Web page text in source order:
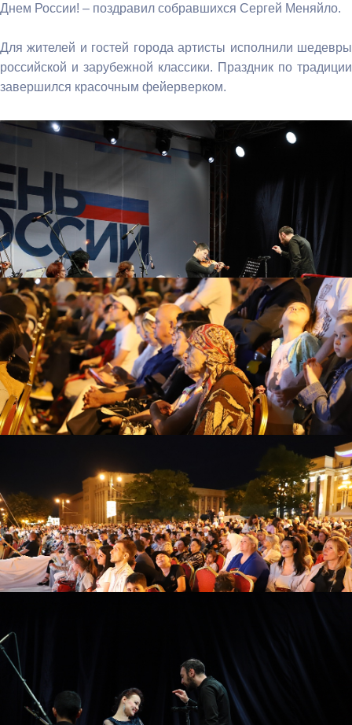
Днем России! – поздравил собравшихся Сергей Меняйло.
Для жителей и гостей города артисты исполнили шедевры
российской и зарубежной классики. Праздник по традиции
завершился красочным фейерверком.